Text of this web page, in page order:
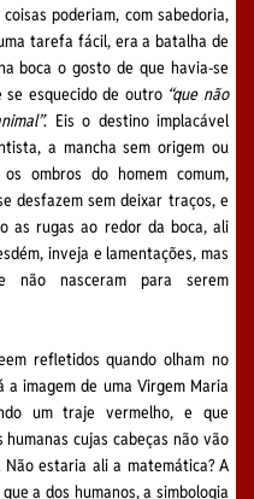
poderiam, com sabedoria,
tarefa fácil, era a batalha de
boca o gosto de que havia-se
se esquecido de outro “que não
. Eis o destino implacável
a mancha sem origem ou
ombros do homem comum,
desfazem sem deixar traços, e
as rugas ao redor da boca, ali
inveja e lamentações, mas
não nasceram para serem
refletidos quando olham no
imagem de uma Virgem Maria
um traje vermelho, e que
cujas cabeças não vão
estaria ali a matemática? A
a dos humanos, a simbologia